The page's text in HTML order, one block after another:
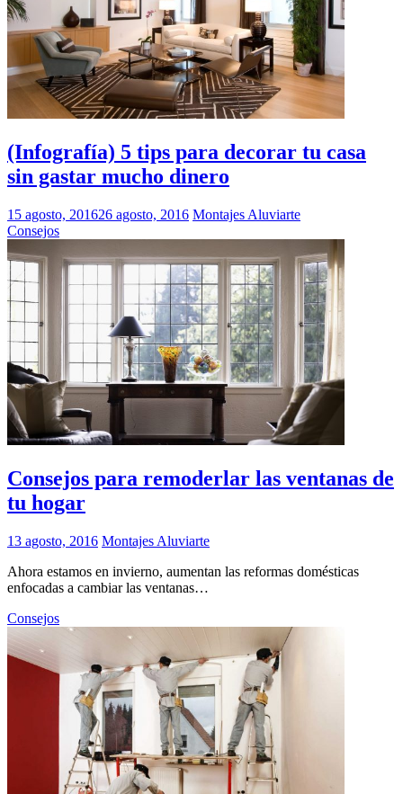
(Infografía) 5 tips para decorar tu casa
sin gastar mucho dinero
15 agosto, 201626 agosto, 2016 Montajes Aluviarte
Consejos
Consejos para remoderlar las ventanas de
tu hogar
13 agosto, 2016 Montajes Aluviarte
Ahora estamos en invierno, aumentan las reformas domésticas
enfocadas a cambiar las ventanas…
Consejos